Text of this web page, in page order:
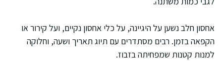
אחסון חלב נשען על היגיינה, על כלי אחסון נקיים, ועל קירור או
הקפאה בזמן. רבים מסתדרים עם תיוג תאריך ושעה, וחלוקה
למנות קטנות שמפחיתה בזבוז.